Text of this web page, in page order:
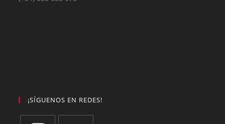
¡SÍGUENOS EN REDES!